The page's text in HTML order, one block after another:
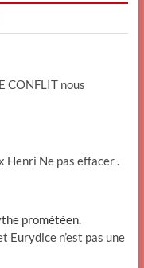
CONFLIT nous
Henri Ne pas effacer .
prométéen.
Eurydice n’est pas une